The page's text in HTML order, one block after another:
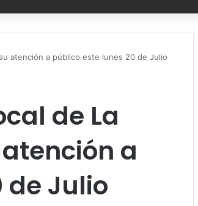
atención a público este lunes 20 de Julio
de La
a
de Julio